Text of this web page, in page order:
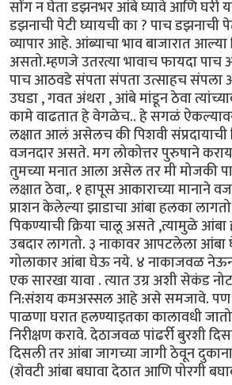
सोंग न घेता डझनभर आंबे घ्यावे आणि घरी
डझनाची पेटी घ्यायची का ? पाच डझनाची
व्यापार आहे. आंब्याचा भाव बाजारात
असतो.म्हणजे उतरत्या भावाच फायदा पाच
पाच आठवडे संपता संपता उत्साहच संपला
उघडा , गवत अंथरा , आंबे मांडून ठेवा
कामे वाढतात हे वेगळेच.. हे सगळं
लक्षात आलं असेलच की पिशवी संप्रदायाची
वजनदार असते. मग लोकोत्तर पुरुषाने
तुमच्या मनात आला असेल तर मी मोजकी
लक्षात ठेवा,. १ हापूस आकाराच्या मानाने
प्राशन केलेल्या झाडाचा आंबा हलका
पिकण्याची क्रिया चालू असते ,त्यामुळे आंबा
उबदार लागतो. ३ नाकावर आपटलेला
गोलाकार आंबा घेऊ नये. ४ नाकाजवळ
एक सारखा यावा . त्यात उग्र अशी सेकंड
नि:संशय कमअस्सल आहे असे समजावे. पण हे
पाळणा घरात हलण्याइतका कालावधी
निरीक्षण करावे. देठाजवळ पांढर्री बुरशी
दिसली तर आंबा जागच्या जागी ठेवून
(शेवटी आंबा बघावा देठात आणि पोरगी